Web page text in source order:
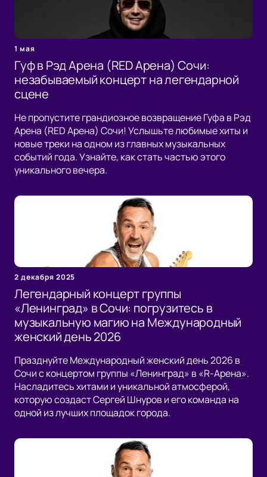
1 мая
Гуф в Рэд Арена (RED Арена) Сочи:
незабываемый концерт на легендарной
сцене
Не пропустите грандиозное возвращение Гуфа в Рэд
Арена (RED Арена) Сочи! Услышьте любимые хиты и
новые треки на одном из главных музыкальных
событий года. Узнайте, как стать частью этого
уникального вечера.
2 декабря 2025
Легендарный концерт группы
«Ленинград» в Сочи: погрузитесь в
музыкальную магию на Международный
женский день 2026
Празднуйте Международный женский день 2026 в
Сочи с концертом группы «Ленинград» в «R-Арена».
Насладитесь хитами и уникальной атмосферой,
которую создаст Сергей Шнуров и его команда на
одной из лучших площадок города.